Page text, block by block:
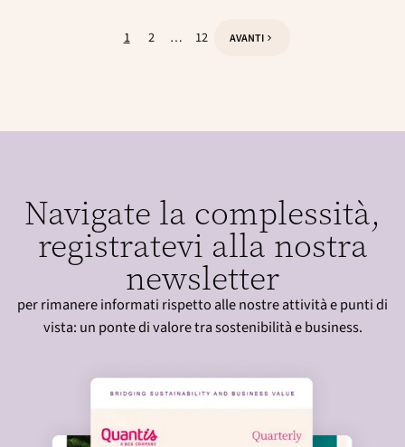
P
n
i
o
n
e
P
n
1
P
n
2 …
P
n
12 AVANTI
Navigate la complessità,
registratevi alla nostra
newsletter
per rimanere informati rispetto alle nostre attività e punti di
vista: un ponte di valore tra sostenibilità e business.